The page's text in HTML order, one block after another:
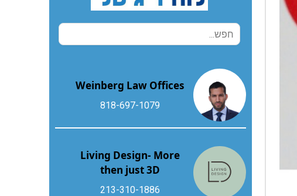
Weinberg Law Offices
818-697-1079
Living Design- More
then just 3D
213-310-1886